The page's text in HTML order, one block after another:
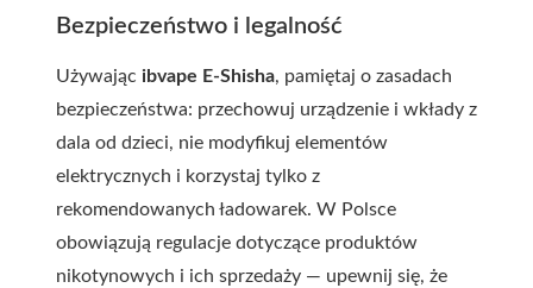
Bezpieczeństwo i legalność
Używając ibvape E-Shisha, pamiętaj o zasadach
bezpieczeństwa: przechowuj urządzenie i wkłady z
dala od dzieci, nie modyfikuj elementów
elektrycznych i korzystaj tylko z
rekomendowanych ładowarek. W Polsce
obowiązują regulacje dotyczące produktów
nikotynowych i ich sprzedaży — upewnij się, że